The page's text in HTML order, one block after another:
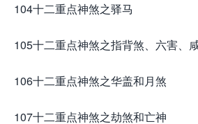
104十二重点神煞之驿马
105十二重点神煞之指背煞、六害、
106十二重点神煞之华盖和月煞
107十二重点神煞之劫煞和亡神